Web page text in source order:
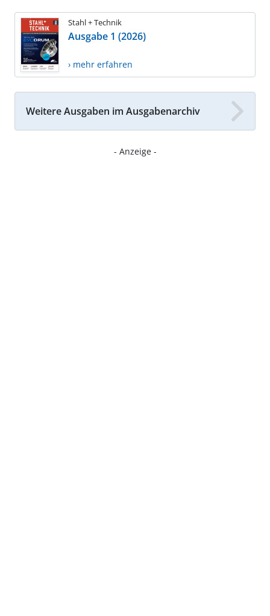
Stahl + Technik
Ausgabe 1 (2026)
› mehr erfahren
Weitere Ausgaben im Ausgabenarchiv
- Anzeige -